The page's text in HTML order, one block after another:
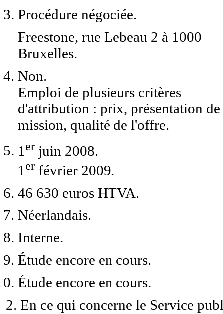
Procédure négociée.
Freestone, rue Lebeau 2 à 1000
Bruxelles.
Non.
Emploi de plusieurs critères
d'attribution : prix, présentation de
mission, qualité de l'offre.
1 erjuin 2008.
1 erfévrier 2009.
46 630 euros HTVA.
Néerlandais.
Interne.
Étude encore en cours.
Étude encore en cours.
2. En ce qui concerne le Service